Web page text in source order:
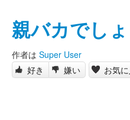
親バカでし
作者は Super User
好き
嫌い お気